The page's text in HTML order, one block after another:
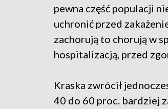
pewna część populacji
uchronić przed
zachorują to chorują w
hospitalizacją, przed
Kraska zwrócił
40 do 60 proc. bardziej